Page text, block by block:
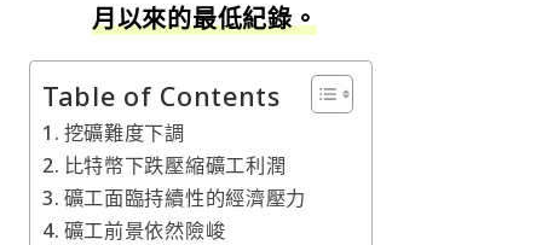
月以來的最低紀錄。
Table of Contents
挖礦難度下調
比特幣下跌壓縮礦工利潤
礦工面臨持續性的經濟壓力
礦工前景依然險峻